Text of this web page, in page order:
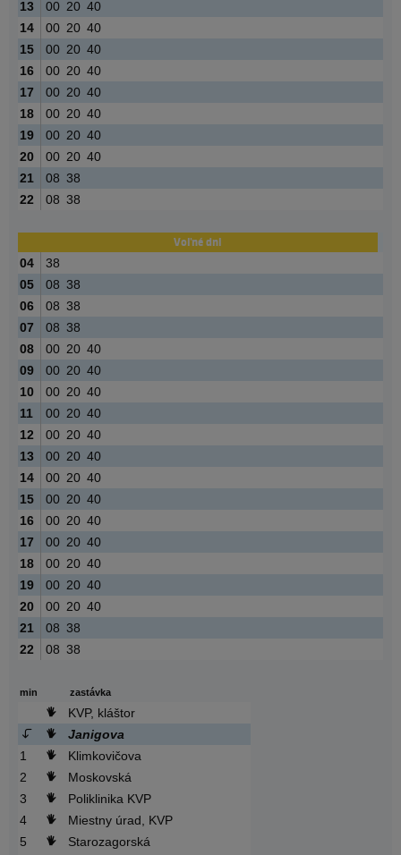
min zastávka
KVP, kláštor
Janigova
1
Klimkovičova
2
Moskovská
3
Poliklinika KVP
4
Miestny úrad, KVP
5
Starozagorská
13
00 20 40
14
00 20 40
15
00 20 40
16
00 20 40
17
00 20 40
18
00 20 40
19
00 20 40
20
00 20 40
21
08 38
22
08 38
Voľné dni
04
38
05
08 38
06
08 38
07
08 38
08
00 20 40
09
00 20 40
10
00 20 40
11
00 20 40
12
00 20 40
13
00 20 40
14
00 20 40
15
00 20 40
16
00 20 40
17
00 20 40
18
00 20 40
19
00 20 40
20
00 20 40
21
08 38
22
08 38